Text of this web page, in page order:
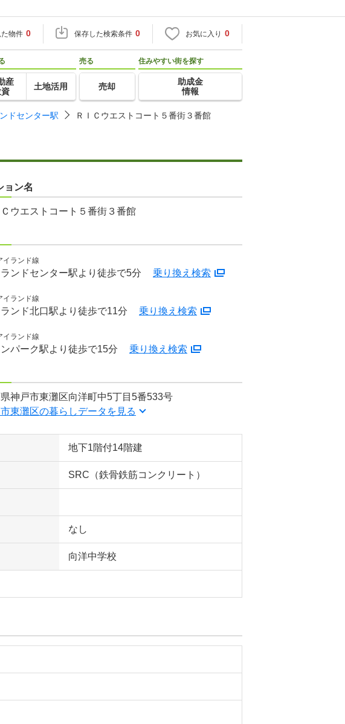
物件 0 保存した検索条件 0 お気に入り 0
産
土地活用
売る
売却
住みやすい街を探す
助成金
情報
ドセンター駅 ＲＩＣウエストコート５番街３番館
ョン名
Ｃウエストコート５番街３番館
イランド線
ンドセンター駅より徒歩で5分 乗り換え検索
イランド線
ンド北口駅より徒歩で11分 乗り換え検索
イランド線
パーク駅より徒歩で15分 乗り換え検索
神戸市東灘区向洋町中5丁目5番533号
東灘区の暮らしデータを見る
地下1階付14階建
SRC（鉄骨鉄筋コンクリート）
なし
向洋中学校